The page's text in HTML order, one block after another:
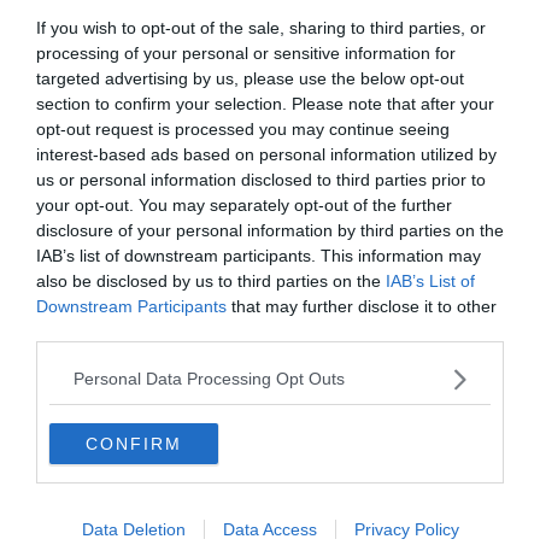
If you wish to opt-out of the sale, sharing to third parties, or
processing of your personal or sensitive information for
targeted advertising by us, please use the below opt-out
section to confirm your selection. Please note that after your
opt-out request is processed you may continue seeing
interest-based ads based on personal information utilized by
us or personal information disclosed to third parties prior to
your opt-out. You may separately opt-out of the further
disclosure of your personal information by third parties on the
IAB’s list of downstream participants. This information may
also be disclosed by us to third parties on the IAB’s List of
Downstream Participants that may further disclose it to other
Personal Data Processing Opt Outs
CONFIRM
Data Deletion Data Access Privacy Policy
és oszd meg velünk a pontszámodat! Ha a
sok gondolkodás után inkább hátradőlnél, a
Keresztlabda YouTube csatornaérdekes
videói tökéletesek lesznek a pihenéshez.
Hirdetés